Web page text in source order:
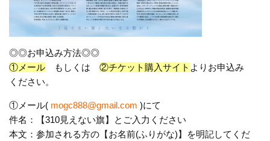
◎◎お申込み方法◎◎
①メール もしくは ②チケット購入サイト よりお申込み
ください。
①メール( mogc888@gmail.com )にて
件名：【310見えない旗】とご入力ください
本文：参加される方の【お名前(ふりがな)】を明記してくだ